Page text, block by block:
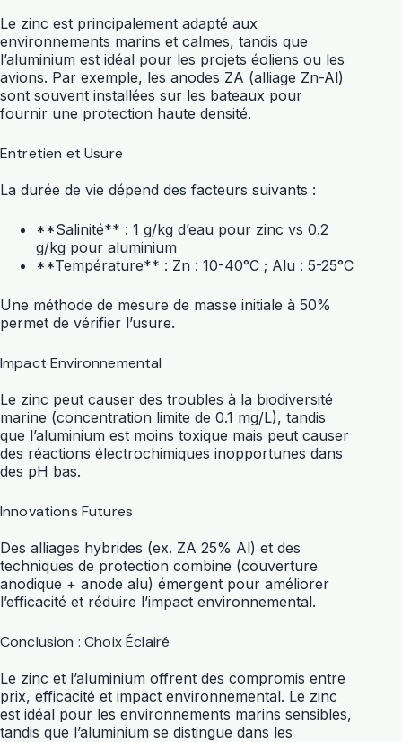
Le zinc est principalement adapté aux
environnements marins et calmes, tandis que
l’aluminium est idéal pour les projets éoliens ou les
avions. Par exemple, les anodes ZA (alliage Zn-Al)
sont souvent installées sur les bateaux pour
fournir une protection haute densité.
Entretien et Usure
La durée de vie dépend des facteurs suivants :
**Salinité** : 1 g/kg d’eau pour zinc vs 0.2
g/kg pour aluminium
**Température** : Zn : 10-40°C ; Alu : 5-25°C
Une méthode de mesure de masse initiale à 50%
permet de vérifier l’usure.
Impact Environnemental
Le zinc peut causer des troubles à la biodiversité
marine (concentration limite de 0.1 mg/L), tandis
que l’aluminium est moins toxique mais peut causer
des réactions électrochimiques inopportunes dans
des pH bas.
Innovations Futures
Des alliages hybrides (ex. ZA 25% Al) et des
techniques de protection combine (couverture
anodique + anode alu) émergent pour améliorer
l’efficacité et réduire l’impact environnemental.
Conclusion : Choix Éclairé
Le zinc et l’aluminium offrent des compromis entre
prix, efficacité et impact environnemental. Le zinc
est idéal pour les environnements marins sensibles,
tandis que l’aluminium se distingue dans les